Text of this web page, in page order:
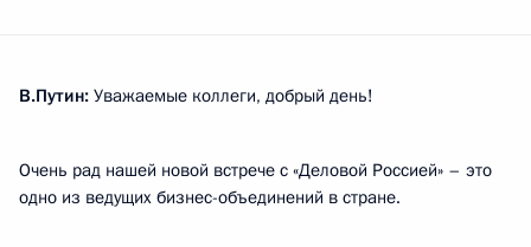
В.Путин: Уважаемые коллеги, добрый день!
Очень рад нашей новой встрече с «Деловой Россией» – это
одно из ведущих бизнес-объединений в стране.